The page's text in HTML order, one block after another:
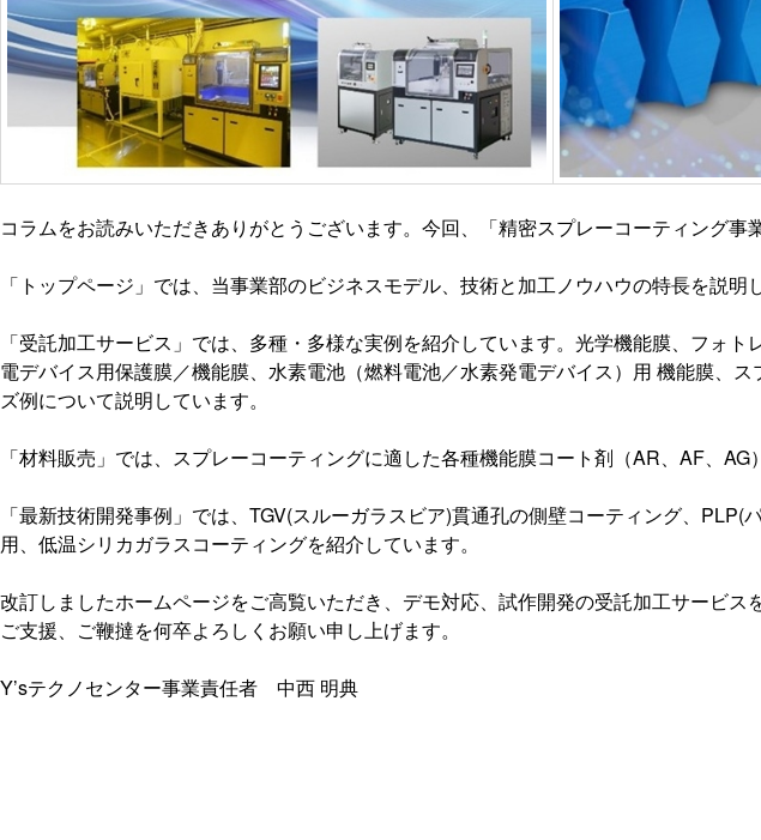
コラムをお読みいただきありがとうございます。今回、「精密スプレーコーティング事
「トップページ」では、当事業部のビジネスモデル、技術と加工ノウハウの特長を説明
「受託加工サービス」では、多種・多様な実例を紹介しています。光学機能膜、フォ
電デバイス用保護膜／機能膜、水素電池（燃料電池／水素発電デバイス）用 機能膜、
ズ例について説明しています。
「材料販売」では、スプレーコーティングに適した各種機能膜コート剤（AR、AF、AG
「最新技術開発事例」では、TGV(スルーガラスビア)貫通孔の側壁コーティング、PLP(
用、低温シリカガラスコーティングを紹介しています。
改訂しましたホームページをご高覧いただき、デモ対応、試作開発の受託加工サービス
ご支援、ご鞭撻を何卒よろしくお願い申し上げます。
Y’sテクノセンター事業責任者 中西 明典